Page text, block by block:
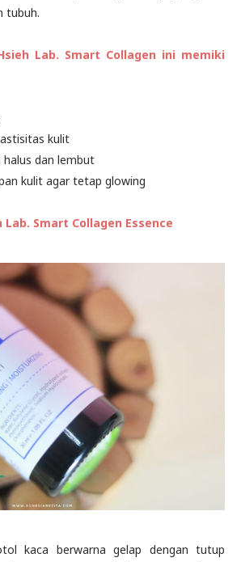
tubuh.
Lab. Smart Collagen ini memiki
kulit
dan lembut
kulit agar tetap glowing
Lab. Smart Collagen Essence
kaca berwarna gelap dengan tutup